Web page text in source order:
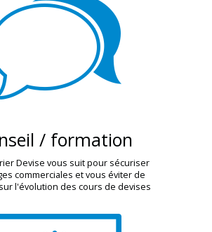
/ formation
Devise vous suit pour sécuriser
commerciales et vous éviter de
l'évolution des cours de devises